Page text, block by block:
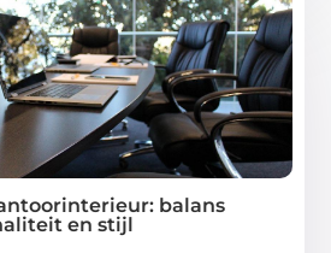
balans
en stijl